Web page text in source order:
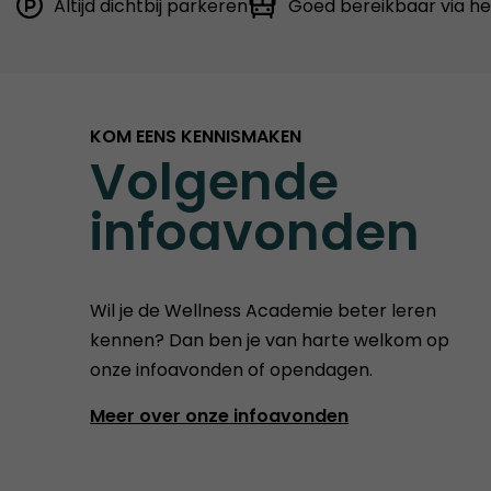
Altijd dichtbij parkeren Goed bereikbaar via
KOM EENS KENNISMAKEN
Volgende
infoavonden
Wil je de Wellness Academie beter leren
kennen? Dan ben je van harte welkom op
onze infoavonden of opendagen.
Meer over onze infoavonden